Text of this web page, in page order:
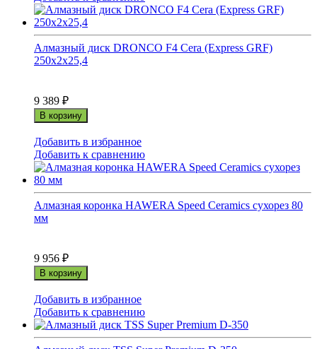
Алмазный диск DRONCO F4 Cera (Express GRF)
250x2x25,4
9 389 ₽
В корзину
Добавить в избранное
Добавить к сравнению
Алмазная коронка HAWERA Speed Ceramics сухорез 80
мм
9 956 ₽
В корзину
Добавить в избранное
Добавить к сравнению